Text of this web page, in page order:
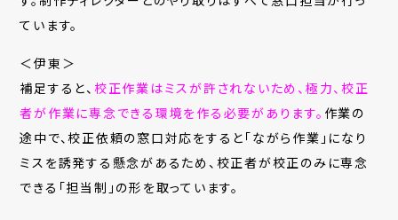
ています。
＜伊東＞
補足すると、 校正作業はミスが許されないため、極力、校正
者が作業に専念できる環境を作る必要があります。 作業の
途中で、校正依頼の窓口対応をすると「ながら作業」になり
ミスを誘発する懸念があるため、 校正者が校正のみに専念
できる「担当制」の形を取っています。